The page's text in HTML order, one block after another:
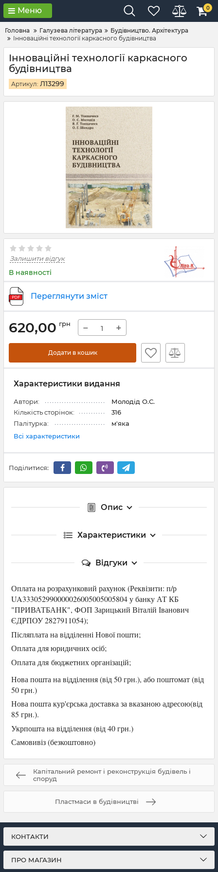
Меню 0
Головна Галузева література
Будівництво. Архітектура
Інноваційні технології каркасного будівництва
Інноваційні технології каркасного
будівництва
Артикул: Л13299
Залишити відгук
В наявності
Переглянути зміст
620,00 грн − +
Додати в кошик
Характеристики видання
Автори:
Молодід О.С.
Кількість сторінок:
316
Палітурка:
м'яка
Всі характеристики
Поділитися:
Опис
Характеристики
Відгуки
Оплата на розрахунковий рахунок (Реквізити: п/р
UA333052990000026005005005804 у банку АТ КБ
"ПРИВАТБАНК", ФОП Зарицький Віталій Іванович
ЄДРПОУ 2827911054);
Післяплата на відділенні Нової пошти;
Оплата для юридичних осіб;
Оплата для бюджетних організацій;
Нова пошта на відділення (від 50 грн.), абопоштомат (від
50 грн.)
Нова пошта кур'єрська доставка за вказаною адресою(від
85 грн.).
Укрпошта на відділення (від 40 грн.)
Самовивіз (безкоштовно)
Капітальний ремонт і реконструкція будівель і
споруд
Пластмаси в будівництві
КОНТАКТИ
ПРО МАГАЗИН